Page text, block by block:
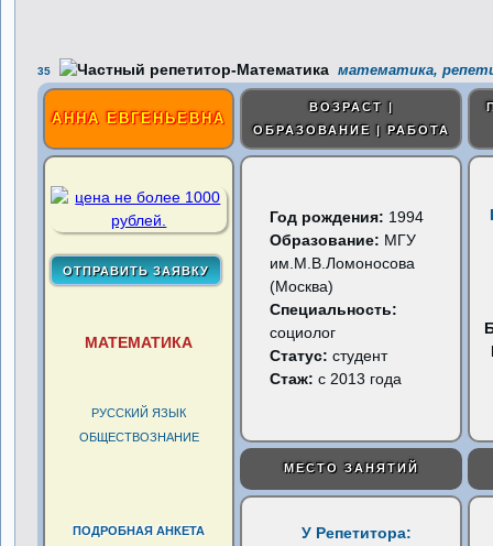
35 математика,
АННА ЕВГЕНЬЕВНА
ВОЗРАСТ |
ОБРАЗОВАНИЕ | РАБОТА
МАТЕМАТИКА
РУССКИЙ ЯЗЫК
ОБЩЕСТВОЗНАНИЕ
ПОДРОБНАЯ АНКЕТА
Год рождения: 1994
Образование: МГУ
им.М.В.Ломоносова
(Москва)
Специальность:
социолог
Статус:студент
Стаж: с 2013 года
МЕСТО ЗАНЯТИЙ
У Репетитора: